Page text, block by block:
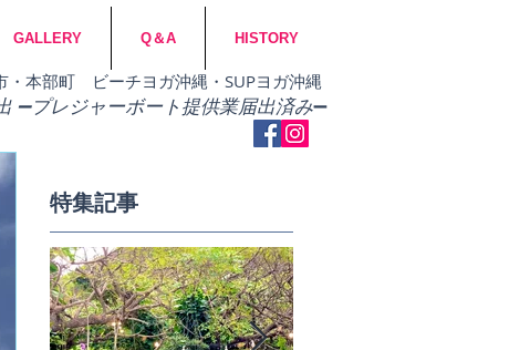
GALLERY Q＆A HISTORY
・本部町 ビーチヨガ沖縄・SUPヨガ沖縄
➖​プレジャーボート提供業届出済み➖
特集記事